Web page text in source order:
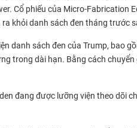
Cổ phiếu của Micro-Fabrication
khỏi danh sách đen tháng trước
danh sách đen của Trump, bao
trong dài hạn. Bằng cách
đang được lưỡng viện theo dõi